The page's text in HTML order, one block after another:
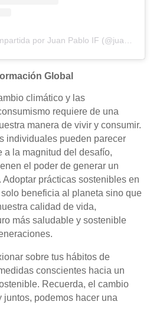
Una publicación compartida por Juan Pablo IF (@juan_pablo_if)
Global
climático y las
requiere de una
manera de vivir y consumir.
individuales pueden parecer
a la magnitud del desafío,
el poder de generar un
prácticas sostenibles en
beneficia al planeta sino que
calidad de vida,
más saludable y sostenible
sobre tus hábitos de
conscientes hacia un
Recuerda, el cambio
juntos, podemos hacer una